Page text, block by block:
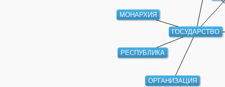
ГОСУДАРСТВО
МОНАРХИЯ
РЕСПУБЛИКА
ОРГАНИЗАЦИЯ